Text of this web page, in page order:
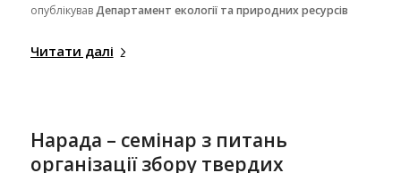
опублікувавДепартамент екології та природних ресурсів
Читати далі
Нарада – семінар з питань
організації збору твердих